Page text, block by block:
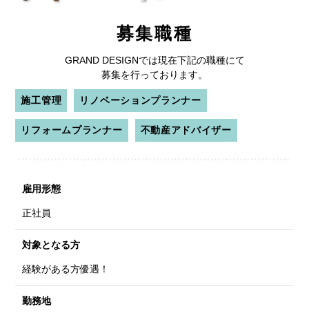
募集職種
GRAND DESIGNでは現在下記の職種にて
募集を行っております。
施工管理 リノベーションプランナー
リフォームプランナー 不動産アドバイザー
雇用形態
正社員
対象となる方
経験がある方優遇！
勤務地